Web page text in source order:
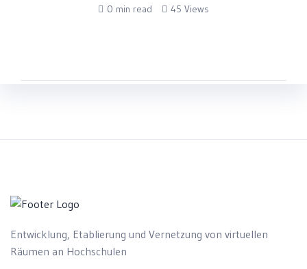
0 min read 45 Views
Entwicklung, Etablierung und Vernetzung von virtuellen
Räumen an Hochschulen